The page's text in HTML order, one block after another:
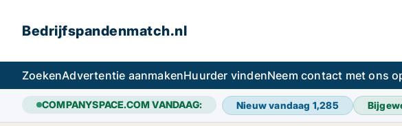
Bedrijfspandenmatch.nl
ZoekenAdvertentie aanmakenHuurder vindenNeem contact met ons
COMPANYSPACE.COM VANDAAG: Nieuw vandaag 1,285